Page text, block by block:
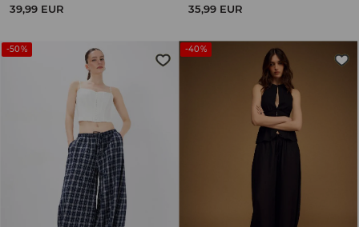
39,99 EUR 35,99 EUR
-50% -40%